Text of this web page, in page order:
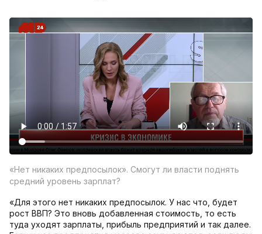
«Нет никаких предпосылок». Смогут ли власти поднять
средний уровень зарплат?
«Для этого нет никаких предпосылок. У нас что, будет
рост ВВП? Это вновь добавленная стоимость, то есть
туда уходят зарплаты, прибыль предприятий и так далее.